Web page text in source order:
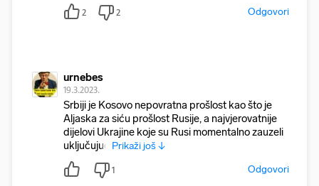
2 2 Odgovori
urnebes
19.3.2023.
Srbiji je Kosovo nepovratna prošlost kao što je
Aljaska za siću prošlost Rusije, a najvjerovatnije
dijelovi Ukrajine koje su Rusi momentalno zauzeli
uključujuć Prikaži još ↓
1 Odgovori